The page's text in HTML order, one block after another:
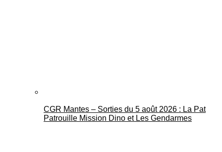
Mantes Actu
CGR Mantes – Sorties du 5 août 2026 : La Pat
Patrouille Mission Dino et Les Gendarmes